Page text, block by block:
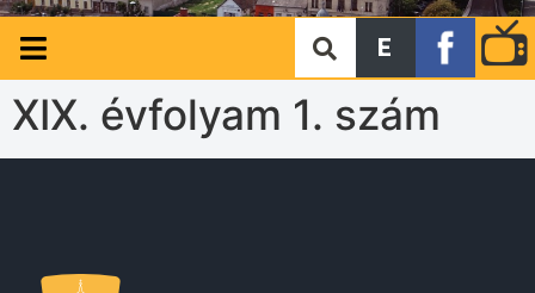
E
XIX. évfolyam 1. szám